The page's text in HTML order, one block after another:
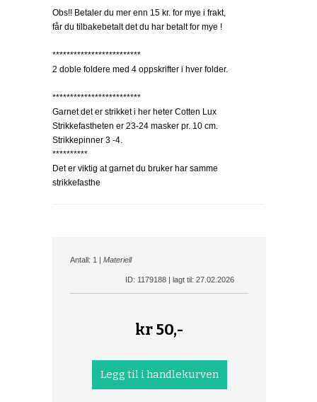
Obs!! Betaler du mer enn 15 kr. for mye i frakt,
får du tilbakebetalt det du har betalt for mye !
*************************
2 doble foldere med 4 oppskrifter i hver folder.
*************************
Garnet det er strikket i her heter Cotten Lux
Strikkefastheten er 23-24 masker pr. 10 cm.
Strikkepinner 3 -4.
**********
Det er viktig at garnet du bruker har samme
strikkefasthe
Antall: 1 | Materiell
ID: 1179188 | lagt til: 27.02.2026
kr50,-